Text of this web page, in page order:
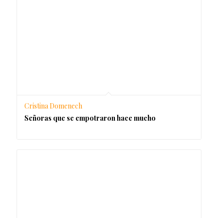
Cristina Domenech
Señoras que se empotraron hace mucho